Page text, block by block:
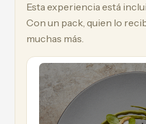
Esta experiencia está
Con un pack, quien lo
muchas más.